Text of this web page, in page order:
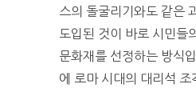
스의 돌굴리기와도 같은
도입된 것이 바로 시민들
문화재를 선정하는 방식
에 로마 시대의 대리석